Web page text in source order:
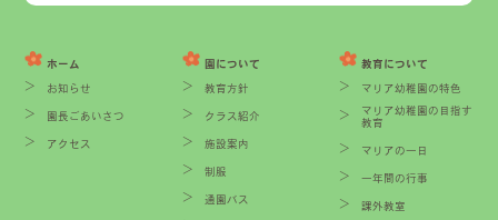
ホーム
お知らせ
園長ごあいさつ
アクセス
園について
教育方針
クラス紹介
施設案内
制服
通園バス
教育について
マリア幼稚園の特色
マリア幼稚園の目指す
教育
マリアの一日
一年間の行事
課外教室